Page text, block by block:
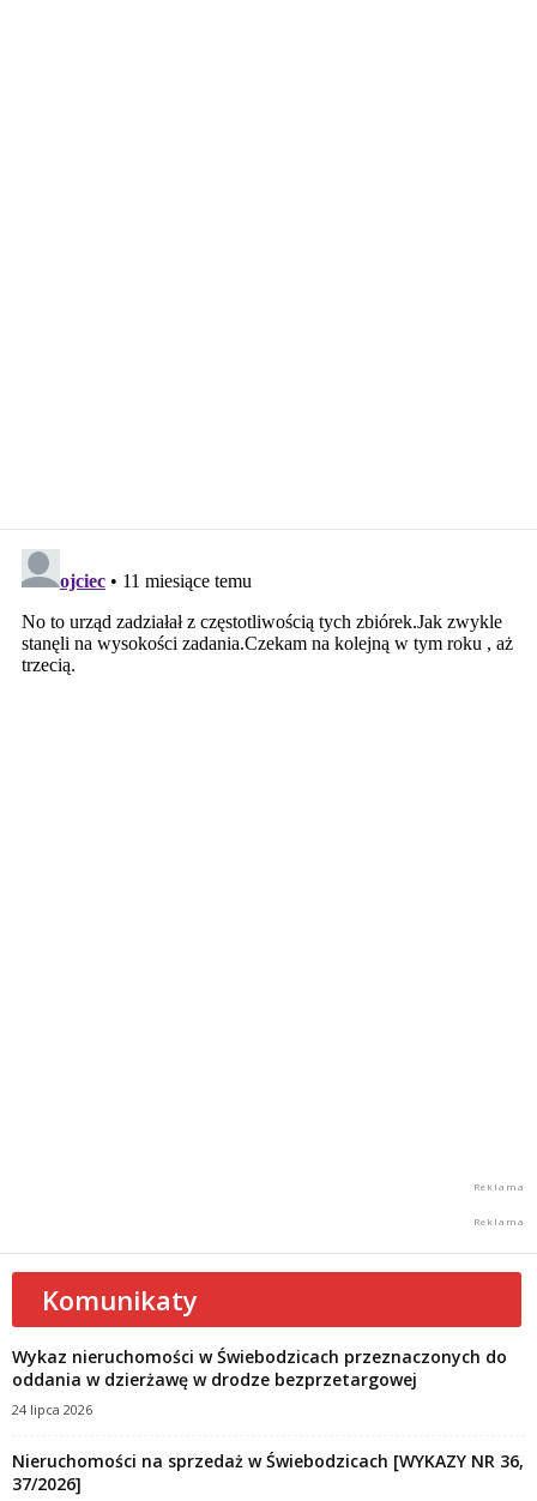
Komunikaty
Wykaz nieruchomości w Świebodzicach przeznaczonych do
oddania w dzierżawę w drodze bezprzetargowej
24 lipca 2026
Nieruchomości na sprzedaż w Świebodzicach [WYKAZY NR 36,
37/2026]